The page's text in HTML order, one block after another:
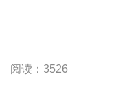
阅读：3526